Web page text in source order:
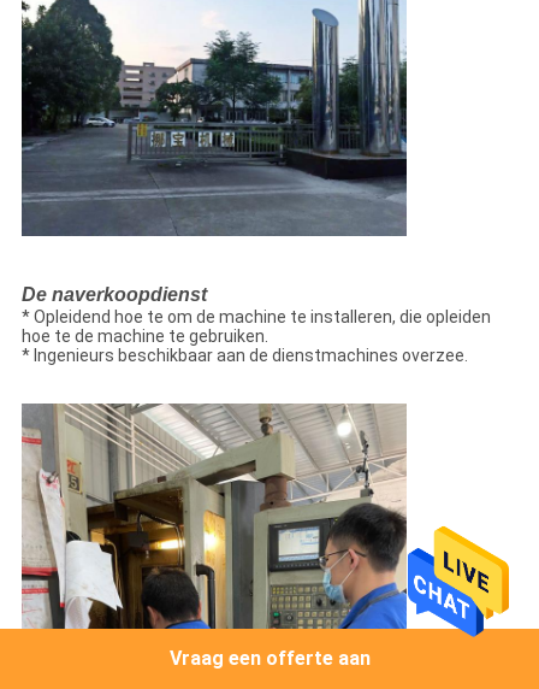
De naverkoopdienst
* Opleidend hoe te om de machine te installeren, die opleiden
hoe te de machine te gebruiken.
* Ingenieurs beschikbaar aan de dienstmachines overzee.
Vraag een offerte aan